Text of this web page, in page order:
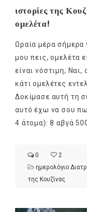
ιστορίες της
ομελέτα!
Ωραία μέρα σήμερα
μου πεις, ομελέτα
είναι νόστιμη;
κάτι ομελέτες
Δοκίμασε αυτή τη
αυτό έχω να σου
4 άτομα): 8 αβγά
0
2
ημερολόγιο
της Κουζίνας